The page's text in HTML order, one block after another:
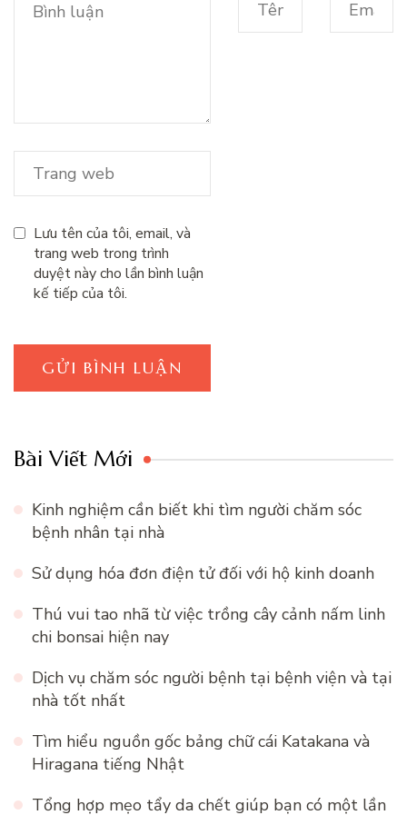
Lưu tên của tôi, email, và
trang web trong trình
duyệt này cho lần bình luận
kế tiếp của tôi.
Bài Viết Mới
Kinh nghiệm cần biết khi tìm người chăm sóc
bệnh nhân tại nhà
Sử dụng hóa đơn điện tử đối với hộ kinh doanh
Thú vui tao nhã từ việc trồng cây cảnh nấm linh
chi bonsai hiện nay
Dịch vụ chăm sóc người bệnh tại bệnh viện và tại
nhà tốt nhất
Tìm hiểu nguồn gốc bảng chữ cái Katakana và
Hiragana tiếng Nhật
Tổng hợp mẹo tẩy da chết giúp bạn có một lần